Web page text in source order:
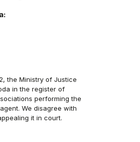
the Ministry of Justice
in the register of
performing the
We disagree with
it in court.